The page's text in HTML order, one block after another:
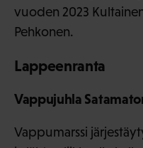
vuoden 2023
Pehkonen.
Lappeenranta
Vappujuhla
Vappumarssi